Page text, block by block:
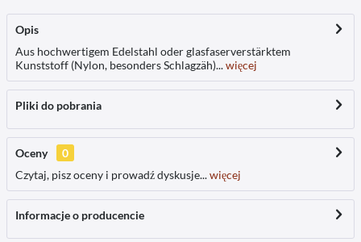
Opis
Aus hochwertigem Edelstahl oder glasfaserverstärktem
Kunststoff (Nylon, besonders Schlagzäh)...więcej
Pliki do pobrania
Oceny
0
Czytaj, pisz oceny i prowadź dyskusje...więcej
Informacje o producencie